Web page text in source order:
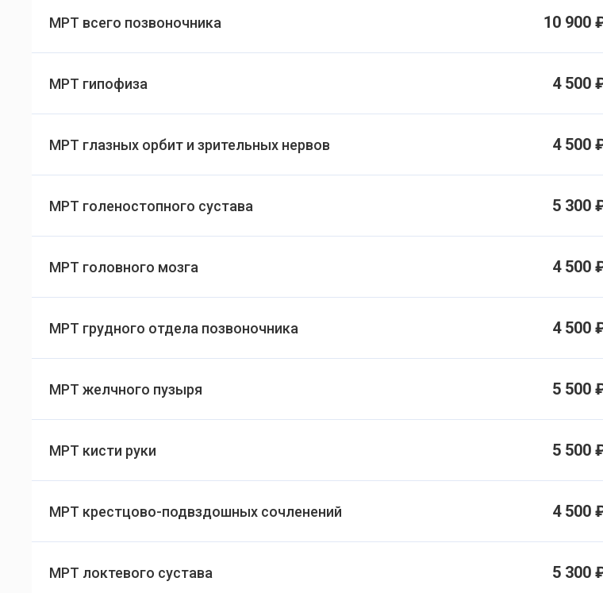
МРТ всего позвоночника 10 900
МРТ гипофиза 4 500
МРТ глазных орбит и зрительных нервов 4 500
МРТ голеностопного сустава 5 300
МРТ головного мозга 4 500
МРТ грудного отдела позвоночника 4 500
МРТ желчного пузыря 5 500
МРТ кисти руки 5 500
МРТ крестцово-подвздошных сочленений 4 500
МРТ локтевого сустава 5 300